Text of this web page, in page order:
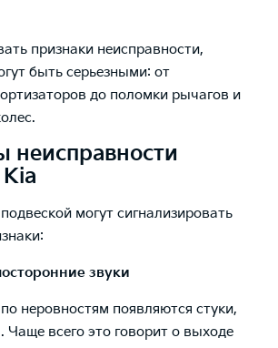
признаки неисправности,
быть серьезными: от
до поломки рычагов и
неисправности
могут сигнализировать
звуки
неровностям появляются стуки,
Чаще всего это говорит о выходе